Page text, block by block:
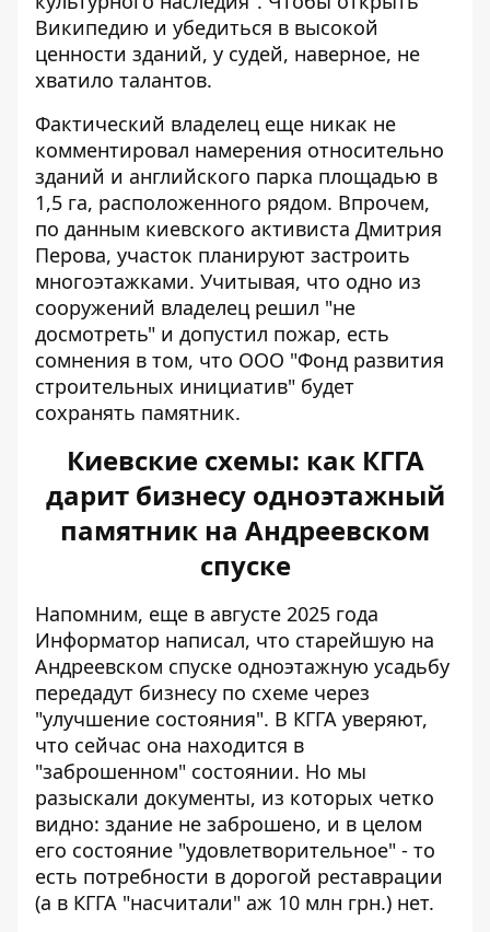
Википедию и убедиться в высокой
ценности зданий, у судей, наверное, не
хватило талантов.
Фактический владелец еще никак не
комментировал намерения относительно
зданий и английского парка площадью в
1,5 га, расположенного рядом. Впрочем,
по данным киевского активиста Дмитрия
Перова, участок планируют застроить
многоэтажками. Учитывая, что одно из
сооружений владелец решил "не
досмотреть" и допустил пожар, есть
сомнения в том, что ООО "Фонд развития
строительных инициатив" будет
сохранять памятник.
Киевские схемы: как КГГА
дарит бизнесу одноэтажный
памятник на Андреевском
спуске
Напомним, еще в августе 2025 года
Информатор написал, что старейшую на
Андреевском спуске одноэтажную усадьбу
передадут бизнесу по схеме через
"улучшение состояния". В КГГА уверяют,
что сейчас она находится в
"заброшенном" состоянии. Но мы
разыскали документы, из которых четко
видно: здание не заброшено, и в целом
его состояние "удовлетворительное" - то
есть потребности в дорогой реставрации
(а в КГГА "насчитали" аж 10 млн грн.) нет.